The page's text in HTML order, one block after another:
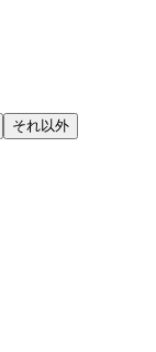
それ以外